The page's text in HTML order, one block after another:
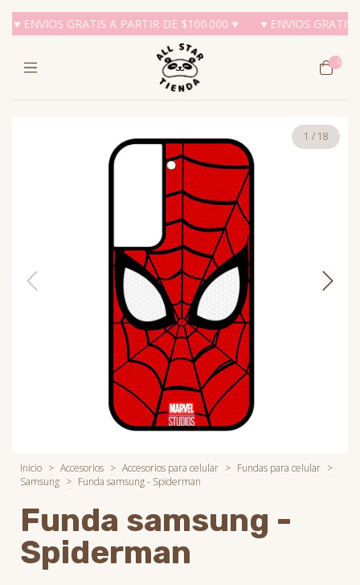
ENVIOS GRATIS A PARTIR DE $100.000 ♥ ♥ ENVIOS GRATIS A
0
1 / 18
Inicio > Accesorios > Accesorios para celular > Fundas para celular >
Samsung > Funda samsung - Spiderman
Funda samsung -
Spiderman